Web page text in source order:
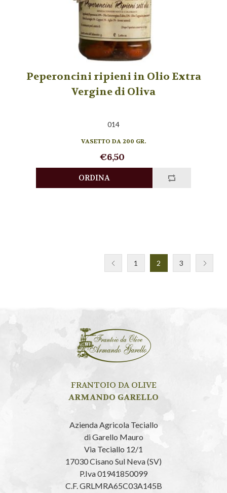
Peperoncini ripieni in Olio Extra
Vergine di Oliva
014
VASETTO DA 200 GR.
€6,50
1 2 3
FRANTOIO DA OLIVE
ARMANDO GARELLO
Azienda Agricola Teciallo
di Garello Mauro
Via Teciallo 12/1
17030 Cisano Sul Neva (SV)
P.Iva 01941850099
C.F. GRLMRA65C03A145B